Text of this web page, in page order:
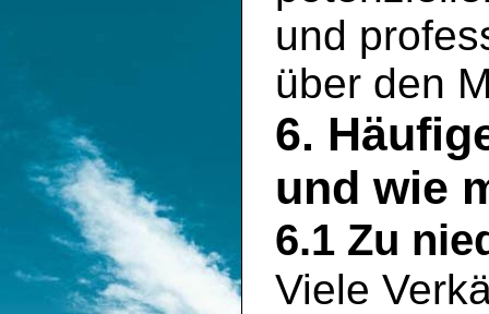
und
über den
6.
und wie
6.1 Zu
Viele